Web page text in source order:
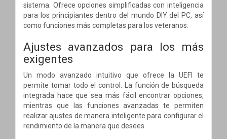
sistema. Ofrece opciones simplificadas con inteligencia
para los principiantes dentro del mundo DIY del PC, así
como funciones más completas para los veteranos.
Ajustes avanzados para los más
exigentes
Un modo avanzado intuitivo que ofrece la UEFI te
permite tomar todo el control. La función de búsqueda
integrada hace que sea más fácil encontrar opciones,
mientras que las funciones avanzadas te permiten
realizar ajustes de manera inteligente para configurar el
rendimiento de la manera que desees.